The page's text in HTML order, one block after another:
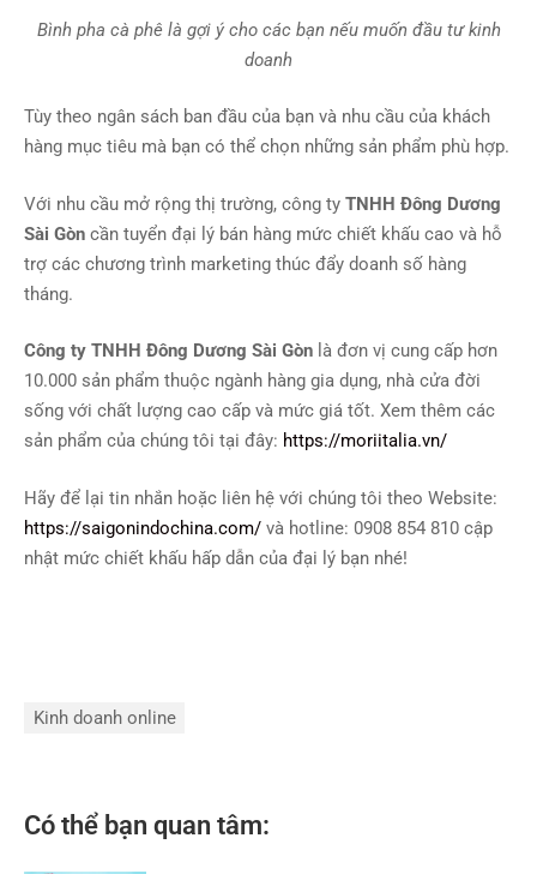
Bình pha cà phê là gợi ý cho các bạn nếu muốn đầu tư kinh
doanh
Tùy theo ngân sách ban đầu của bạn và nhu cầu của khách
hàng mục tiêu mà bạn có thể chọn những sản phẩm phù hợp.
Với nhu cầu mở rộng thị trường, công ty TNHH Đông Dương
Sài Gòn cần tuyển đại lý bán hàng mức chiết khấu cao và hỗ
trợ các chương trình marketing thúc đẩy doanh số hàng
tháng.
Công ty TNHH Đông Dương Sài Gòn là đơn vị cung cấp hơn
10.000 sản phẩm thuộc ngành hàng gia dụng, nhà cửa đời
sống với chất lượng cao cấp và mức giá tốt. Xem thêm các
sản phẩm của chúng tôi tại đây: https://moriitalia.vn/
Hãy để lại tin nhắn hoặc liên hệ với chúng tôi theo Website:
https://saigonindochina.com/ và hotline: 0908 854 810 cập
nhật mức chiết khấu hấp dẫn của đại lý bạn nhé!
Kinh doanh online
Có thể bạn quan tâm: